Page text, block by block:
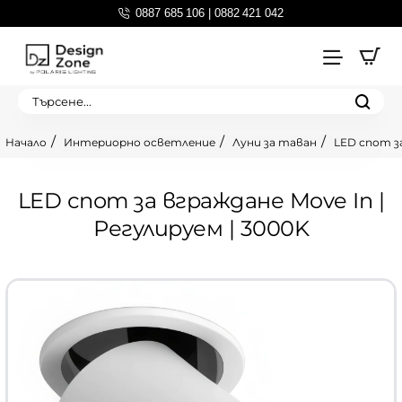
0887 685 106 | 0882 421 042
Търсене...
LED спот за вграждане Move In |
Регулируем | 3000K
Интериорно осветление Луни за таван LED спот